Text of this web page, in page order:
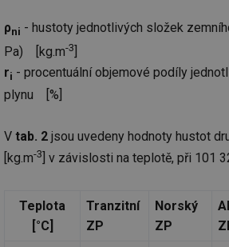
ρni - hustoty jednotlivých složek
Pa) [kg.m-3
ri - procentuální objemové podíly
plynu [%]
V tab. 2 jsou uvedeny hodnoty hustot
[kg.m-3 ] v závislosti na teplotě, při 101
Teplota
[°C]
Tranzitní
ZP
Norský
ZP